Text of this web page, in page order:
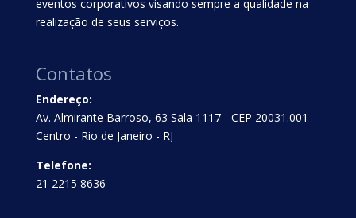
eventos corporativos visando sempre a qualidade na
realização de seus serviços.
Contatos
Endereço:
Av. Almirante Barroso, 63 Sala 1117 - CEP 20031.001
Centro - Rio de Janeiro - RJ
Telefone:
21 2215 8636